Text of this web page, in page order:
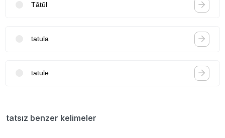
Tâtûl
tatula
tatule
tatsız benzer kelimeler